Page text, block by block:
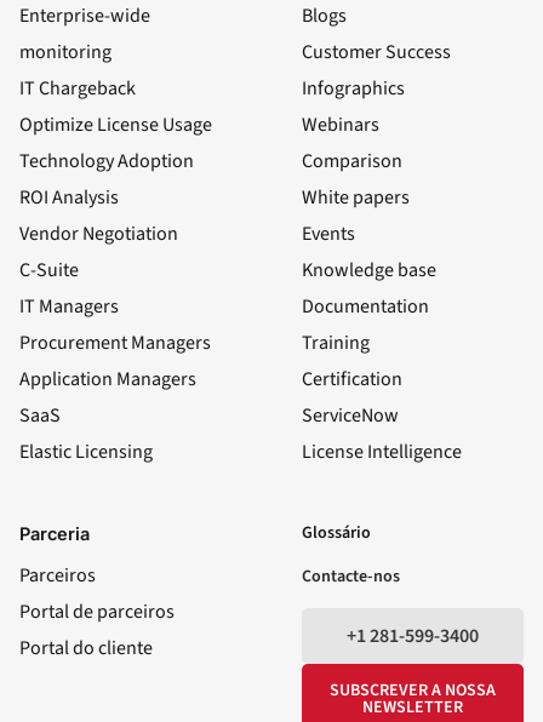
Enterprise-wide
monitoring
IT Chargeback
Optimize License Usage
Technology Adoption
ROI Analysis
Vendor Negotiation
C-Suite
IT Managers
Procurement Managers
Application Managers
SaaS
Elastic Licensing
Blogs
Customer Success
Infographics
Webinars
Comparison
White papers
Events
Knowledge base
Documentation
Training
Certification
ServiceNow
License Intelligence
Parceria
Parceiros
Portal de parceiros
Portal do cliente
Glossário
Contacte-nos
+1 281-599-3400
SUBSCREVER A NOSSA
NEWSLETTER